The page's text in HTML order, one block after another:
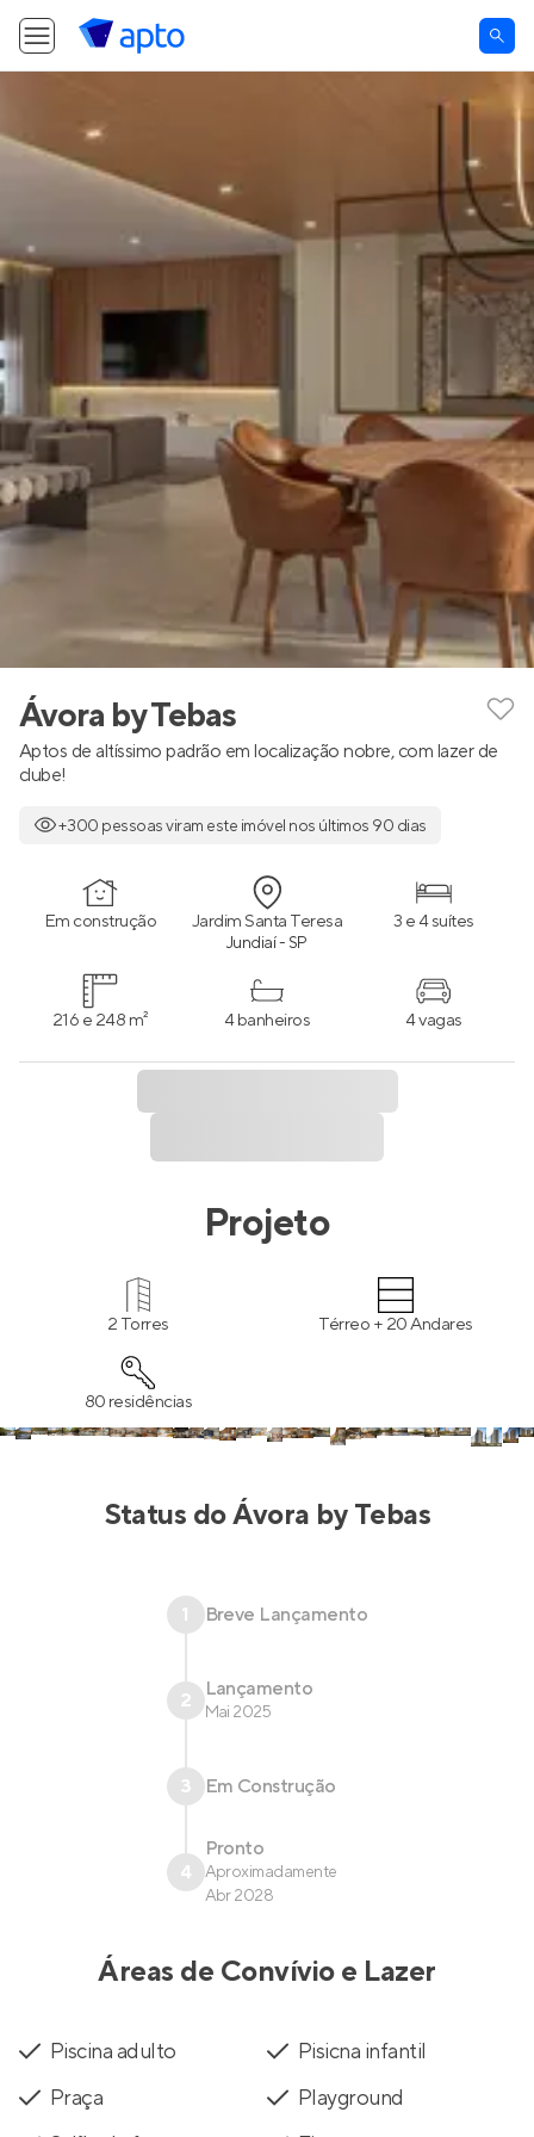
Ávora by Tebas
Aptos de altíssimo padrão em localização nobre, com lazer de
clube!
+300 pessoas viram este imóvel nos últimos 90 dias
Em construção Jardim Santa Teresa
Jundiaí - SP
3 e 4 suítes
216 e 248 m² 4 banheiros 4 vagas
Projeto
2 Torres Térreo + 20 Andares
80 residências
Status doÁvora by Tebas
1 Breve Lançamento
2 Lançamento
Mai 2025
3 Em Construção
4
Pronto
Aproximadamente
Abr 2028
Áreas de Convívio e Lazer
Piscina adulto
Pisicna infantil
Praça
Playground